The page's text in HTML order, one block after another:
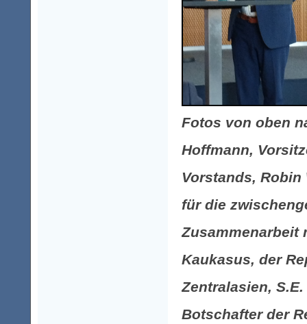
Fotos von oben
Hoffmann,
Vorstands, Robin
für die
Zusammenarbeit
Kaukasus, der
Zentralasien,
Botschafter der